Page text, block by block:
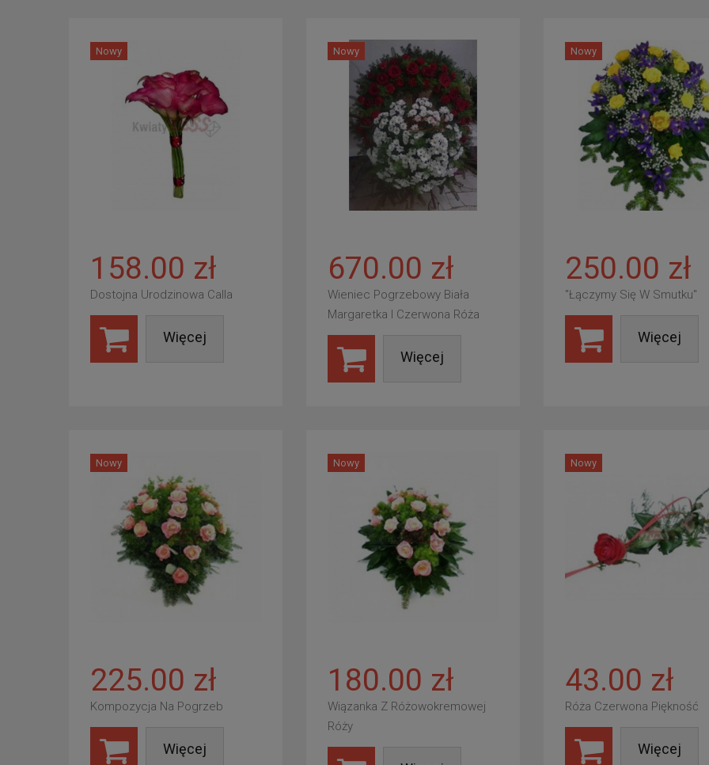
Nowy
158.00 zł
Dostojna Urodzinowa Calla
Więcej
Nowy
670.00 zł
Wieniec Pogrzebowy Biała
Margaretka I Czerwona Róża
Więcej
Nowy
250.00 zł
"Łączymy Się W Smutku"
Więcej
Nowy
225.00 zł
Kompozycja Na Pogrzeb
Więcej
Nowy
180.00 zł
Wiązanka Z Różowokremowej
Róży
Nowy
43.00 zł
Róża Czerwona Piękność
Więcej